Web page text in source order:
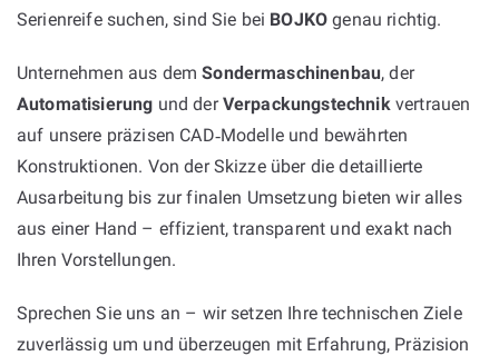
Serienreife suchen, sind Sie bei BOJKO genau richtig.
Unternehmen aus demSondermaschinenbau, der
Automatisierung und derVerpackungstechnikvertrauen
auf unsere präzisen CAD‑Modelle und bewährten
Konstruktionen. Von der Skizze über die detaillierte
Ausarbeitung bis zur finalen Umsetzung bieten wir alles
aus einer Hand – effizient, transparent und exakt nach
Ihren Vorstellungen.
Sprechen Sie uns an – wir setzen Ihre technischen Ziele
zuverlässig um und überzeugen mit Erfahrung, Präzision